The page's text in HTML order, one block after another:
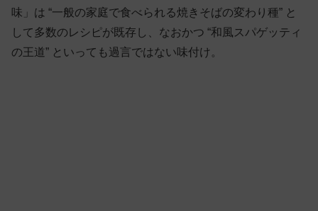
味」は “一般の家庭で食べられる焼きそばの変わり種” と
して多数のレシピが既存し、なおかつ “和風スパゲッティ
の王道” といっても過言ではない味付け。